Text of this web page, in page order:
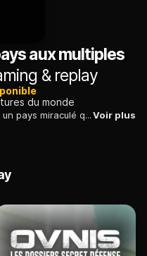
aux multiples
& replay
du monde
Un périple en cinq étapes à travers un pays miraculé qui a su transformer les blessures de son passé en une formidable épopée économique.Voir plus